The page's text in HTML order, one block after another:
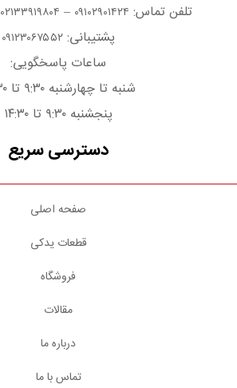
تلفن تماس: ۰۹۱۰۲۹۰۱۴۲۴ – ۰۲۱۳۳۹۱۹۸۰۴
پشتیبانی: ۰۹۱۲۳۰۶۷۵۵۲
ساعات پاسخگویی:
شنبه تا چهارشنبه ۹:۳۰ تا ۱۸:۳۰
پنجشنبه ۹:۳۰ تا ۱۴:۳۰
دسترسی سریع
صفحه اصلی
قطعات یدکی
فروشگاه
مقالات
درباره ما
تماس با ما